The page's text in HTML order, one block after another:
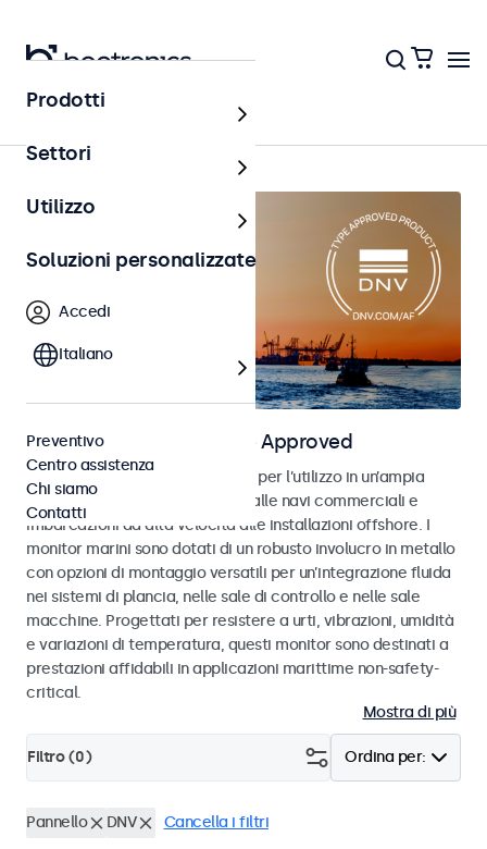
Home
Monitor marini DNV Type Approved
Monitor con DNV Type Approval per l’utilizzo in un’ampia
gamma di ambienti marittimi, dalle navi commerciali e
imbarcazioni ad alta velocità alle installazioni offshore. I
monitor marini sono dotati di un robusto involucro in metallo
con opzioni di montaggio versatili per un’integrazione fluida
nei sistemi di plancia, nelle sale di controllo e nelle sale
macchine. Progettati per resistere a urti, vibrazioni, umidità
e variazioni di temperatura, questi monitor sono destinati a
prestazioni affidabili in applicazioni marittime non-safety-
critical.
Mostra di più
Ordina per:
Filtro (0)
Pannello DNV Cancella i filtri
Prodotti
Settori
Utilizzo
Soluzioni personalizzate
Accedi
Italiano
Preventivo
Centro assistenza
Chi siamo
Contatti